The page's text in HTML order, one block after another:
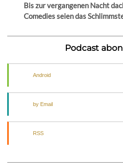
Bis zur vergangenen Nacht
Comedies seien das
Podcast
Android
by Email
RSS